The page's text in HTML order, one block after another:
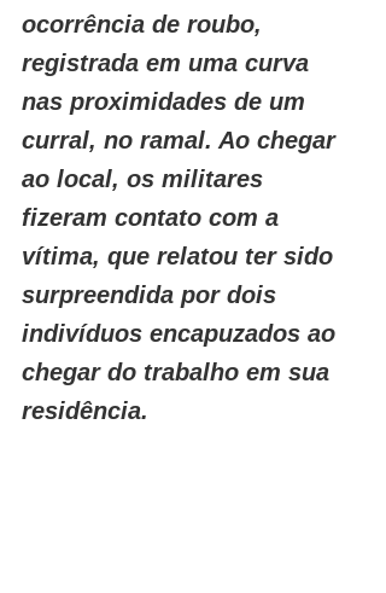
ocorrência de roubo,
registrada em uma curva
nas proximidades de um
curral, no ramal. Ao chegar
ao local, os militares
fizeram contato com a
vítima, que relatou ter sido
surpreendida por dois
indivíduos encapuzados ao
chegar do trabalho em sua
residência.